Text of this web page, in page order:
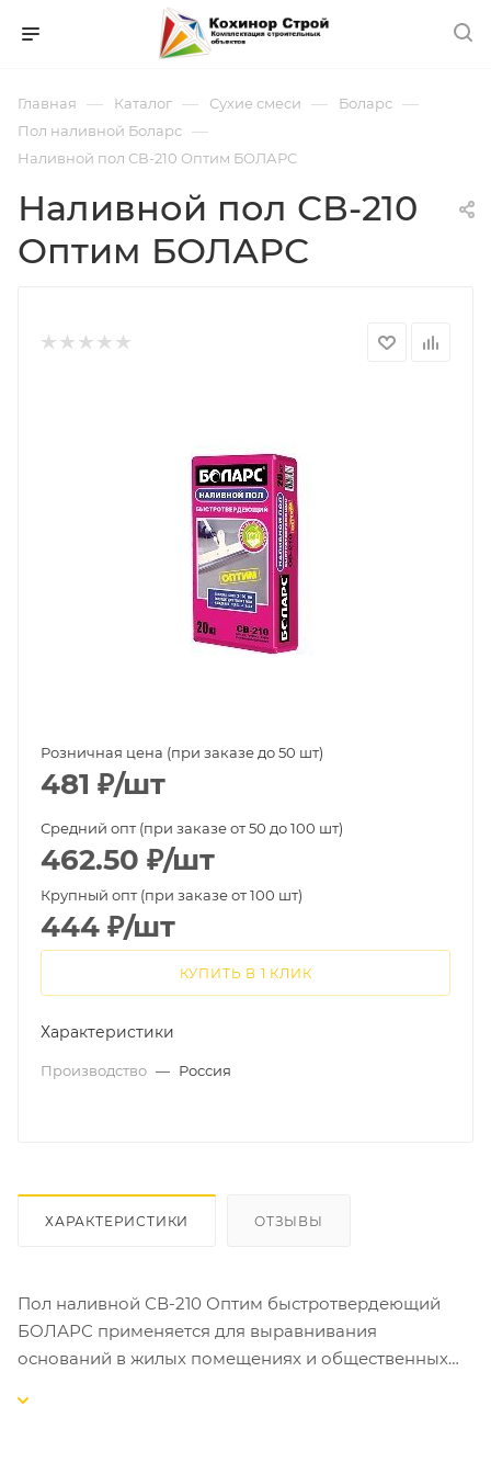
Главная — Каталог — Сухие смеси — Боларс —
Пол наливной Боларс —
Наливной пол СВ-210 Оптим БОЛАРС
Наливной пол СВ-210
Оптим БОЛАРС
Розничная цена (при заказе до 50 шт)
481 ₽/шт
Средний опт (при заказе от 50 до 100 шт)
462.50 ₽/шт
Крупный опт (при заказе от 100 шт)
444 ₽/шт
КУПИТЬ В 1 КЛИК
Характеристики
Производство — Россия
ХАРАКТЕРИСТИКИ ОТЗЫВЫ
Пол наливной СВ-210 Оптим быстротвердеющий
БОЛАРС применяется для выравнивания
оснований в жилых помещениях и общественных